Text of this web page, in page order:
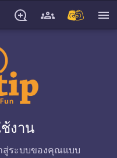
menu
งาน
สู่ระบบของคุณแบบ